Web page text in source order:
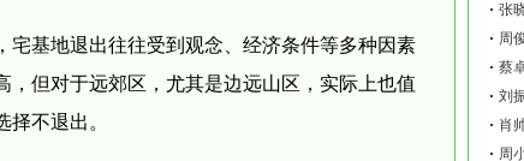
基地退出往往受到观念、经济条件等多种因素
但对于远郊区，尤其是边远山区，实际上也值
不退出。
刘